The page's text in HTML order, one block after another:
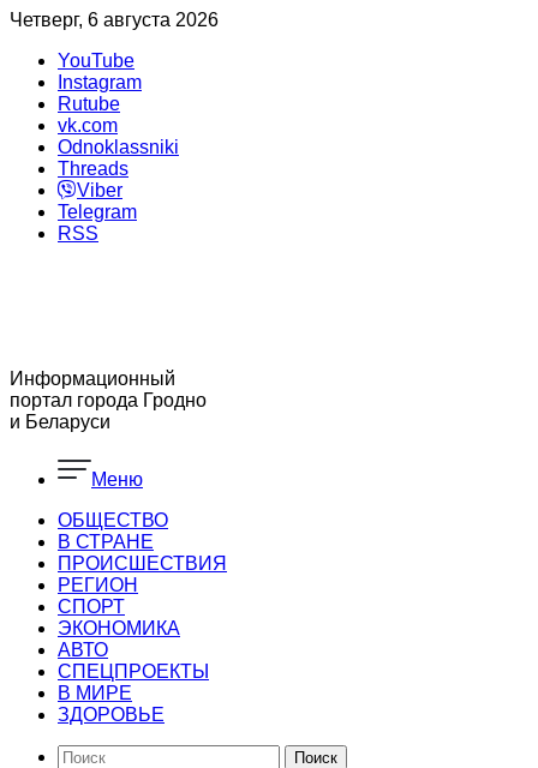
Четверг, 6 августа 2026
YouTube
Instagram
Rutube
vk.com
Odnoklassniki
Threads
Viber
Telegram
RSS
Информационный
портал города Гродно
и Беларуси
Меню
ОБЩЕСТВО
В СТРАНЕ
ПРОИСШЕСТВИЯ
РЕГИОН
CПОРТ
ЭКОНОМИКА
АВТО
СПЕЦПРОЕКТЫ
В МИРЕ
ЗДОРОВЬЕ
Поиск